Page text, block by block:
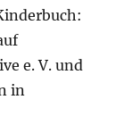
e. V. und
in